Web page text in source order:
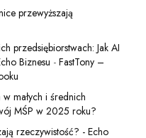
przewyższają
przedsiębiorstwach: Jak AI
Biznesu - FastTony –
małych i średnich
MŚP w 2025 roku?
rzeczywistość? - Echo